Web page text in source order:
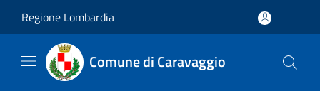
Regione Lombardia
Comune di Caravaggio